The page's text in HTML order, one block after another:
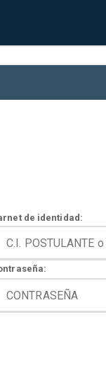
de identidad: